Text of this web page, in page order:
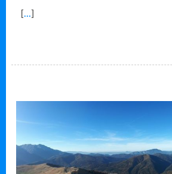
[...]